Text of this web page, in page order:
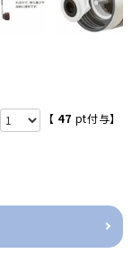
【 47 pt付与】